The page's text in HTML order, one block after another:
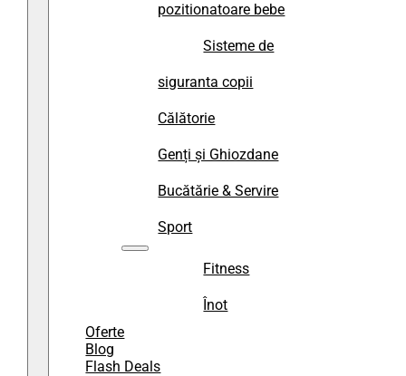
pozitionatoare bebe
Sisteme de
siguranta copii
Călătorie
Genți și Ghiozdane
Bucătărie & Servire
Sport
Fitness
Înot
Oferte
Blog
Flash Deals